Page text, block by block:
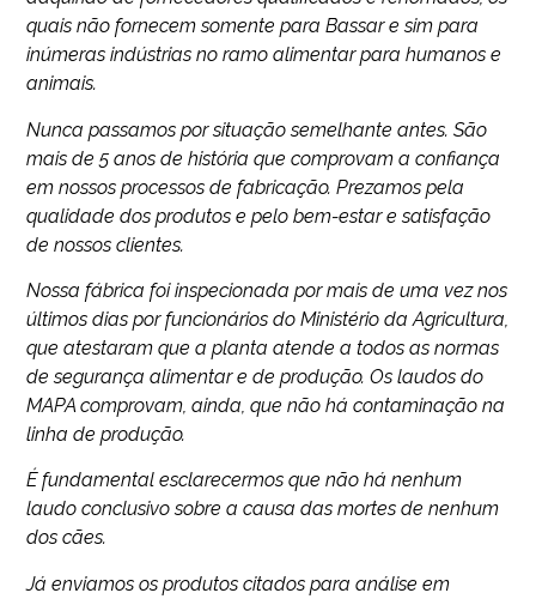
quais não fornecem somente para Bassar e sim para
inúmeras indústrias no ramo alimentar para humanos e
animais.
Nunca passamos por situação semelhante antes. São
mais de 5 anos de história que comprovam a confiança
em nossos processos de fabricação. Prezamos pela
qualidade dos produtos e pelo bem-estar e satisfação
de nossos clientes.
Nossa fábrica foi inspecionada por mais de uma vez nos
últimos dias por funcionários do Ministério da Agricultura,
que atestaram que a planta atende a todos as normas
de segurança alimentar e de produção. Os laudos do
MAPA comprovam, ainda, que não há contaminação na
linha de produção.
É fundamental esclarecermos que não há nenhum
laudo conclusivo sobre a causa das mortes de nenhum
dos cães.
Já enviamos os produtos citados para análise em